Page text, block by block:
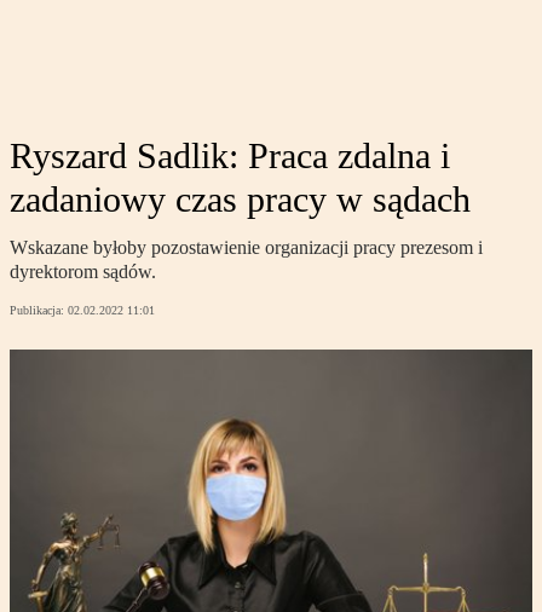
Ryszard Sadlik: Praca zdalna i
zadaniowy czas pracy w sądach
Wskazane byłoby pozostawienie organizacji pracy prezesom i
dyrektorom sądów.
Publikacja: 02.02.2022 11:01